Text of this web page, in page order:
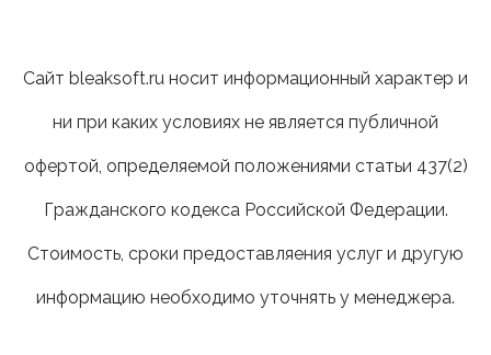
Сайт bleaksoft.ru носит информационный характер и
ни при каких условиях не является публичной
офертой, определяемой положениями статьи 437(2)
Гражданского кодекса Российской Федерации.
Стоимость, сроки предоставляения услуг и другую
информацию необходимо уточнять у менеджера.